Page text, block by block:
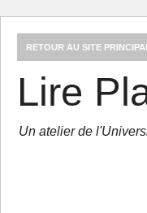
RETOUR AU SITE PRINCIPAL
Lire
Un atelier de